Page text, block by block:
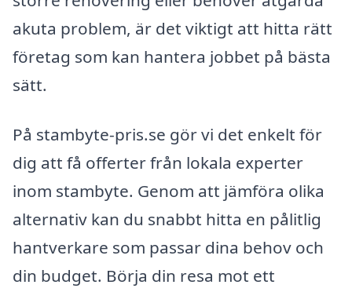
akuta problem, är det viktigt att hitta rätt
företag som kan hantera jobbet på bästa
sätt.
På stambyte-pris.se gör vi det enkelt för
dig att få offerter från lokala experter
inom stambyte. Genom att jämföra olika
alternativ kan du snabbt hitta en pålitlig
hantverkare som passar dina behov och
din budget. Börja din resa mot ett